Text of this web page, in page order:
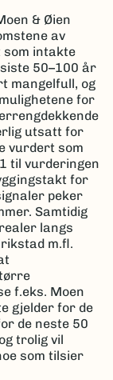
& Øien
av
som intakte
50–100 år
mangelfull, og
for
utsatt for
vurdert som
til vurderingen
for
peker
Samtidig
langs
m.fl.
f.eks. Moen
gjelder for de
de neste 50
trolig vil
som tilsier